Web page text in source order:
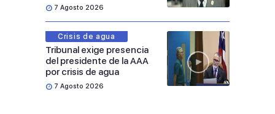
7 Agosto 2026
Crisis de agua
Tribunal exige presencia
del presidente de la AAA
por crisis de agua
7 Agosto 2026